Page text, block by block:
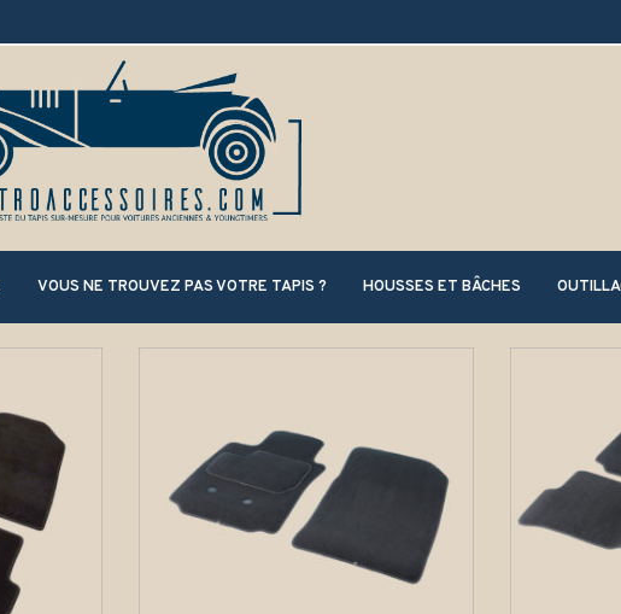
VOUS NE TROUVEZ PAS VOTRE TAPIS ? HOUSSES ET BÂCHES